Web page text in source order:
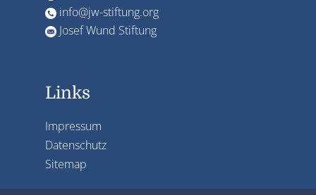
info@jw-stiftung.org
Josef Wund Stiftung
Links
Impressum
Datenschutz
Sitemap